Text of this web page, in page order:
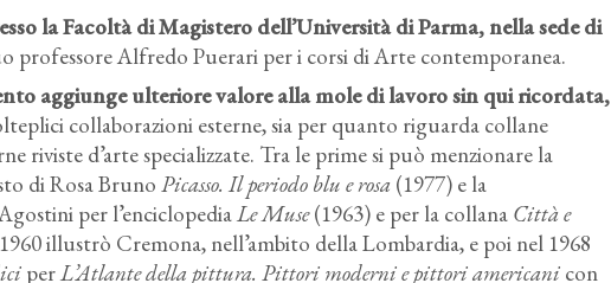
la Facoltà di Magistero dell’Università di Parma, nella sede di
professore Alfredo Puerari per i corsi di Arte contemporanea.
aggiunge ulteriore valore alla mole di lavoro sin qui ricordata,
collaborazioni esterne, sia per quanto riguarda collane
riviste d’arte specializzate. Tra le prime si può menzionare la
di Rosa Bruno Picasso. Il periodo blu e rosa (1977) e la
per l’enciclopediaLe Muse(1963) e per la collana Città e
illustrò Cremona, nell’ambito della Lombardia, e poi nel 1968
perL’Atlante della pittura. Pittori moderni e pittori americani con